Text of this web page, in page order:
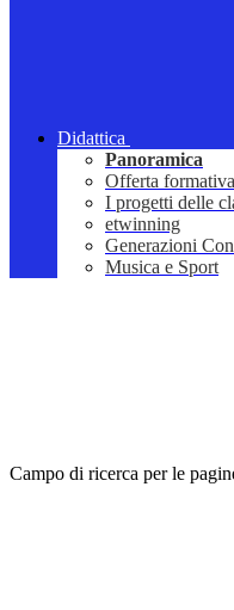
Didattica
Panoramica
Offerta formativa
I progetti delle
etwinning
Generazioni
Musica e Sport
Campo di ricerca per le